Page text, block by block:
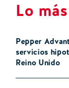
Lo
Pepper
servicios
Reino Unido